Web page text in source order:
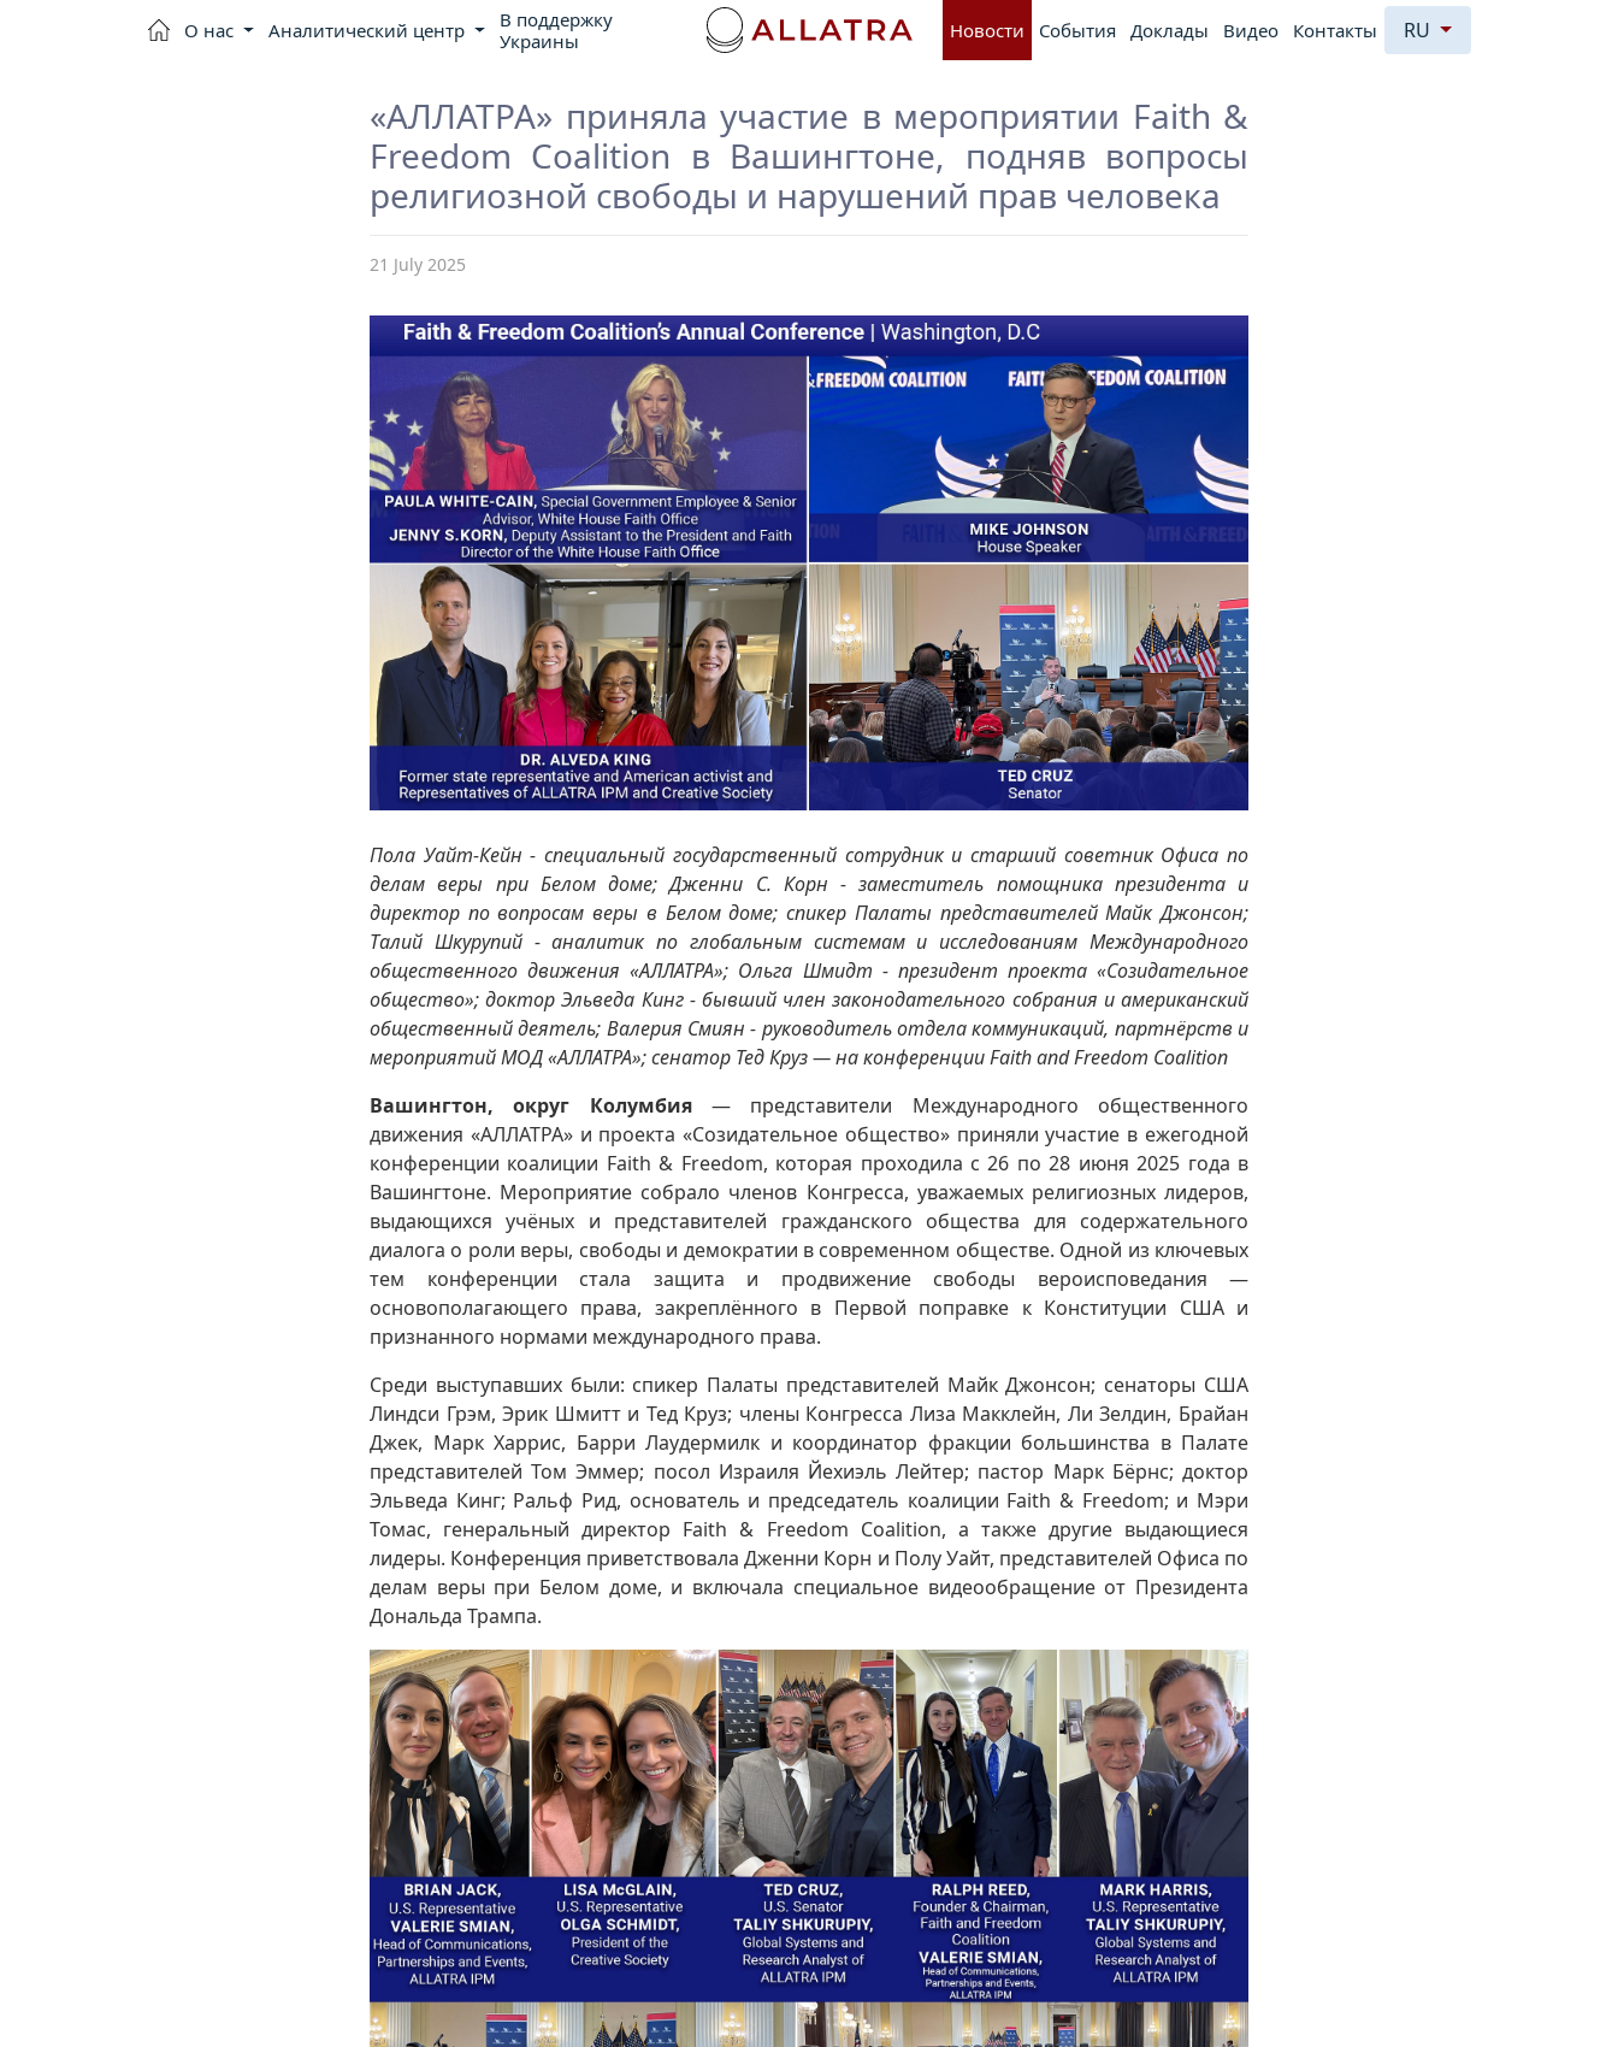
О нас Аналитический центр
В поддержку
Украины
Новости События Доклады Видео Контакты RU
«АЛЛАТРА» приняла участие в мероприятии Faith &
Freedom Coalition в Вашингтоне, подняв вопросы
религиозной свободы и нарушений прав человека
21 July 2025
Пола Уайт-Кейн - специальный государственный сотрудник и старший советник Офиса по
делам веры при Белом доме; Дженни С. Корн - заместитель помощника президента и
директор по вопросам веры в Белом доме; спикер Палаты представителей Майк Джонсон;
Талий Шкурупий - аналитик по глобальным системам и исследованиям Международного
общественного движения «АЛЛАТРА»; Ольга Шмидт - президент проекта «Созидательное
общество»; доктор Эльведа Кинг - бывший член законодательного собрания и американский
общественный деятель; Валерия Смиян - руководитель отдела коммуникаций, партнёрств и
мероприятий МОД «АЛЛАТРА»; сенатор Тед Круз — на конференции Faith and Freedom Coalition
Вашингтон, округ Колумбия— представители Международного общественного
движения «АЛЛАТРА» и проекта «Созидательное общество» приняли участие в ежегодной
конференции коалиции Faith & Freedom, которая проходила с 26 по 28 июня 2025 года в
Вашингтоне. Мероприятие собрало членов Конгресса, уважаемых религиозных лидеров,
выдающихся учёных и представителей гражданского общества для содержательного
диалога о роли веры, свободы и демократии в современном обществе. Одной из ключевых
тем конференции стала защита и продвижение свободы вероисповедания —
основополагающего права, закреплённого в Первой поправке к Конституции США и
признанного нормами международного права.
Среди выступавших были: спикер Палаты представителей Майк Джонсон; сенаторы США
Линдси Грэм, Эрик Шмитт и Тед Круз; члены Конгресса Лиза Макклейн, Ли Зелдин, Брайан
Джек, Марк Харрис, Барри Лаудермилк и координатор фракции большинства в Палате
представителей Том Эммер; посол Израиля Йехиэль Лейтер; пастор Марк Бёрнс; доктор
Эльведа Кинг; Ральф Рид, основатель и председатель коалиции Faith & Freedom; и Мэри
Томас, генеральный директор Faith & Freedom Coalition, а также другие выдающиеся
лидеры. Конференция приветствовала Дженни Корн и Полу Уайт, представителей Офиса по
делам веры при Белом доме, и включала специальное видеообращение от Президента
Дональда Трампа.